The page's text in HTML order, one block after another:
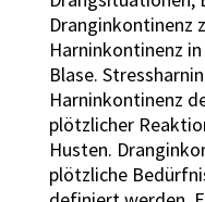
Dranginkontinenz
Harninkontinenz
Blase.
Harninkontinenz
plötzlicher
Husten.
plötzliche